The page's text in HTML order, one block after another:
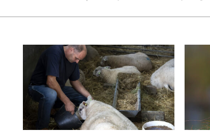
Natuurmoment
Door Kees Loogman